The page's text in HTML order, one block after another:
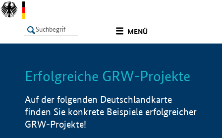
MENÜ
LISTE Info
Erfolgreiche GRW-Projekte
Auf der folgenden Deutschlandkarte
finden Sie konkrete Beispiele erfolgreicher
GRW-Projekte!